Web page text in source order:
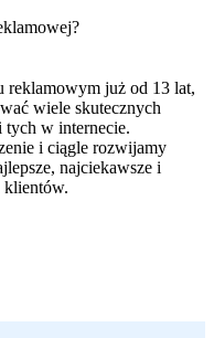
reklamowym już od 13 lat,
wiele skutecznych
w internecie.
i ciągle rozwijamy
najciekawsze i
klientów.